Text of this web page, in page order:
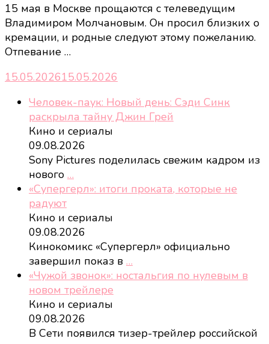
15 мая в Москве прощаются с телеведущим
Владимиром Молчановым. Он просил близких о
кремации, и родные следуют этому пожеланию.
Отпевание …
15.05.202615.05.2026
Человек-паук: Новый день: Сэди Синк
раскрыла тайну Джин Грей
Кино и сериалы
09.08.2026
Sony Pictures поделилась свежим кадром из
нового …
«Супергерл»: итоги проката, которые не
радуют
Кино и сериалы
09.08.2026
Кинокомикс «Супергерл» официально
завершил показ в …
«Чужой звонок»: ностальгия по нулевым в
новом трейлере
Кино и сериалы
09.08.2026
В Сети появился тизер-трейлер российской